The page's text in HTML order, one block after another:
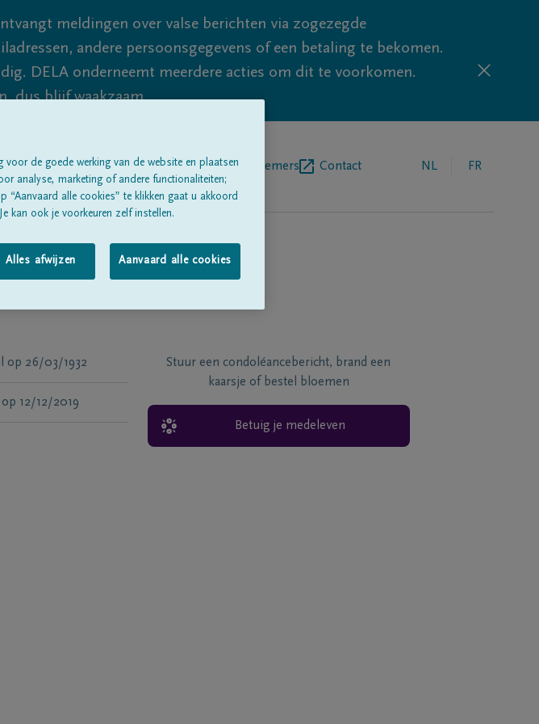
meldingen over valse berichten via zogezegde
andere persoonsgegevens of een betaling te bekomen.
DELA onderneemt meerdere acties om dit te voorkomen.
dus blijf waakzaam.
Alle rouwberichtenOver onsBegrafenisondernemers Contact NL FR
op 26/03/1932
op 12/12/2019
Stuur een condoléancebericht, brand een
kaarsje of bestel bloemen
Betuig je medeleven
de goede werking van de website en plaatsen
analyse, marketing of andere functionaliteiten;
alle cookies” te klikken gaat u akkoord
kan ook je voorkeuren zelf instellen.
Alles afwijzen Aanvaard alle cookies